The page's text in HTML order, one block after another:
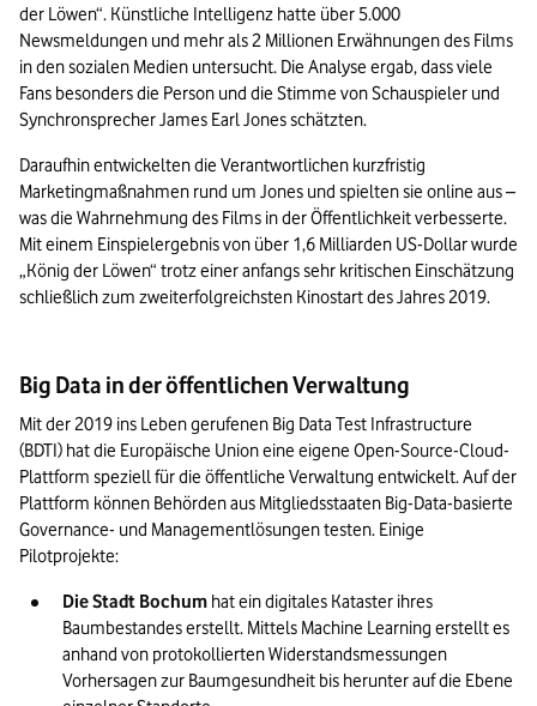
der Löwen“. Künstliche Intelligenz hatte über 5.000
Newsmeldungen und mehr als 2 Millionen Erwähnungen des Films
in den sozialen Medien untersucht. Die Analyse ergab, dass viele
Fans besonders die Person und die Stimme von Schauspieler und
Synchronsprecher James Earl Jones schätzten.
Daraufhin entwickelten die Verantwortlichen kurzfristig
Marketingmaßnahmen rund um Jones und spielten sie online aus –
was die Wahrnehmung des Films in der Öffentlichkeit verbesserte.
Mit einem Einspielergebnis von über 1,6 Milliarden US-Dollar wurde
„König der Löwen“ trotz einer anfangs sehr kritischen Einschätzung
schließlich zum zweiterfolgreichsten Kinostart des Jahres 2019.
Big Data in der öffentlichen Verwaltung
Mit der 2019 ins Leben gerufenen Big Data Test Infrastructure
(BDTI) hat die Europäische Union eine eigene Open-Source-Cloud-
Plattform speziell für die öffentliche Verwaltung entwickelt. Auf der
Plattform können Behörden aus Mitgliedsstaaten Big-Data-basierte
Governance- und Managementlösungen testen. Einige
Pilotprojekte:
Die Stadt Bochum hat ein digitales Kataster ihres
Baumbestandes erstellt. Mittels Machine Learning erstellt es
anhand von protokollierten Widerstandsmessungen
Vorhersagen zur Baumgesundheit bis herunter auf die Ebene